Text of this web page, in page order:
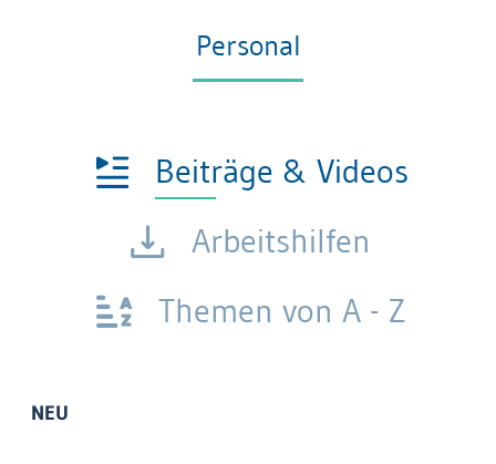
Personal
Beiträge & Videos
Arbeitshilfen
Themen von A - Z
NEU